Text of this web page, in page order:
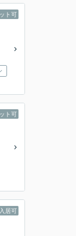
ト可
ト可
居可